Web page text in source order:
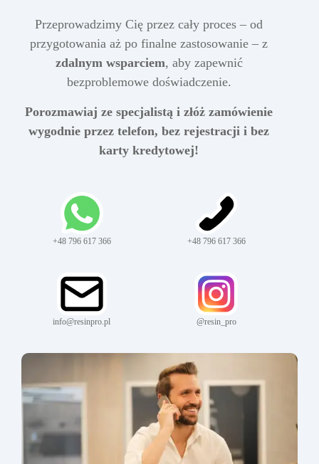
Przeprowadzimy Cię przez cały proces – od
przygotowania aż po finalne zastosowanie – z
zdalnym wsparciem, aby zapewnić
bezproblemowe doświadczenie.
Porozmawiaj ze specjalistą i złóż zamówienie
wygodnie przez telefon, bez rejestracji i bez
karty kredytowej!
+48 796 617 366 +48 796 617 366
info@resinpro.pl @resin_pro